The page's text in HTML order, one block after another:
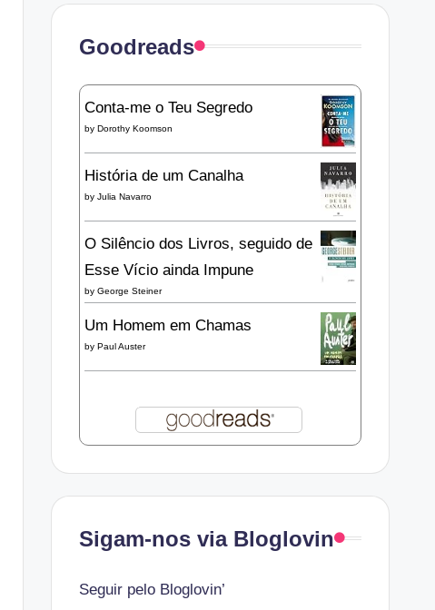
Goodreads
Conta-me o Teu Segredo
by Dorothy Koomson
História de um Canalha
by Julia Navarro
O Silêncio dos Livros, seguido de
Esse Vício ainda Impune
by George Steiner
Um Homem em Chamas
by Paul Auster
Sigam-nos via Bloglovin
Seguir pelo Bloglovin’